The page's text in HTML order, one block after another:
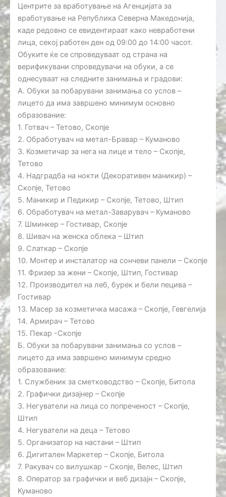
Центрите за вработување на Агенцијата за
вработување на Република Северна Македонија,
каде редовно се евидентираат како невработени
лица, секој работен ден од 09:00 до 14:00 часот.
Обуките ќе се спроведуваат од страна на
верификувани спроведувачи на обуки, а се
однесуваат на следните занимања и градови:
A. Обуки за побарувани занимања со услов –
лицето да има завршено минимум основно
образование:
1. Готвач – Тетово, Скопје
2. Обработувач на метал-Бравар – Куманово
3. Козметичар за нега на лице и тело – Скопје,
Тетово
4. Надградба на нокти (Декоративен маникир) –
Скопје, Тетово
5. Маникир и Педикир – Скопје, Тетово, Штип
6. Обработувач на метал-Заварувач – Куманово
7. Шминкер – Гостивар, Скопје
8. Шивач на женска облека – Штип
9. Слаткар – Скопје
10. Монтер и инсталатор на сончеви панели – Скопје
11. Фризер за жени – Скопје, Штип, Гостивар
12. Производител на леб, бурек и бели пецива –
Гостивар
13. Масер за козметичка масажа – Скопје, Гевгелија
14. Армирач – Тетово
15. Пекар -Скопје
Б. Обуки за побарувани занимања со услов –
лицето да има завршено минимум средно
образование:
1. Службеник за сметководство – Скопје, Битола
2. Графички дизајнер – Скопје
3. Негуватели на лица со попреченост – Скопје,
Штип
4. Негуватели на деца – Тетово
5. Организатор на настани – Штип
6. Дигитален Маркетер – Скопје, Битола
7. Ракувач со вилушкар – Скопје, Велес, Штип
8. Оператор за графички и веб дизајн – Скопје,
Куманово